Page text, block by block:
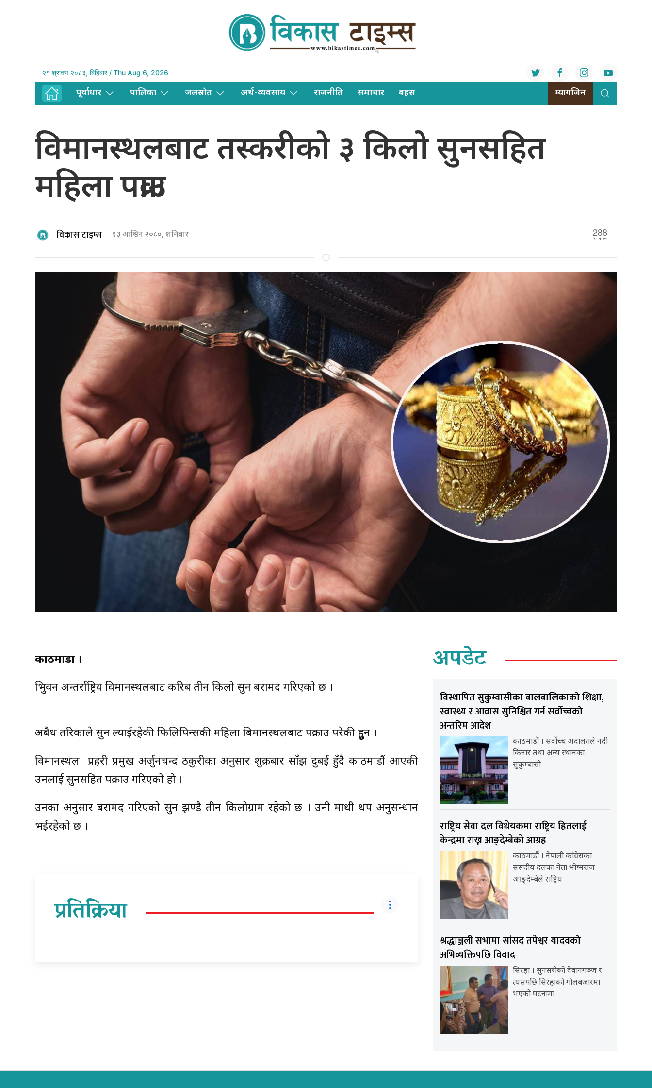
२१ श्रावण २०८३, बिहिबार / Thu Aug 6, 2026
पूर्वाधार पालिका जलस्राेत अर्थ-व्यवसाय राजनीति समाचार बहस म्यागजिन
विमानस्थलबाट तस्करीको ३ किलो सुनसहित
महिला पक्राउ
विकास टाइम्स १३ आश्विन २०८०, शनिबार 288
Shares
काठमाडौं ।
त्रिभुवन अन्तर्राष्ट्रिय विमानस्थलबाट करिब तीन किलो सुन बरामद गरिएको छ ।
अबैध तरिकाले सुन ल्याईरहेकी फिलिपिन्सकी महिला बिमानस्थलबाट पक्राउ परेकी हुुन ।
विमानस्थल प्रहरी प्रमुख अर्जुनचन्द ठकुरीका अनुसार शुक्रबार साँझ दुबई हुँदै काठमाडौं आएकी
उनलाई सुनसहित पक्राउ गरिएको हो ।
उनका अनुसार बरामद गरिएको सुन झण्डै तीन किलोग्राम रहेको छ । उनी माथी थप अनुसन्धान
भईरहेको छ ।
प्रतिक्रिया
अपडेट
विस्थापित सुकुम्वासीका बालबालिकाको शिक्षा,
स्वास्थ्य र आवास सुनिश्चित गर्न सर्वोच्चको
अन्तरिम आदेश
काठमाडौं । सर्वोच्च अदालतले नदी
किनार तथा अन्य स्थानका
सुकुम्बासी
राष्ट्रिय सेवा दल विधेयकमा राष्ट्रिय हितलाई
केन्द्रमा राख्न आङ्देम्बेको आग्रह
काठमाडौं । नेपाली कांग्रेसका
संसदीय दलका नेता भीष्मराज
आङ्देम्बेले राष्ट्रिय
श्रद्धाञ्जली सभामा सांसद तपेश्वर यादवको
अभिव्यक्तिपछि विवाद
सिरहा । सुनसरीको देवानगञ्ज र
त्यसपछि सिरहाको गोलबजारमा
भएको घटनामा